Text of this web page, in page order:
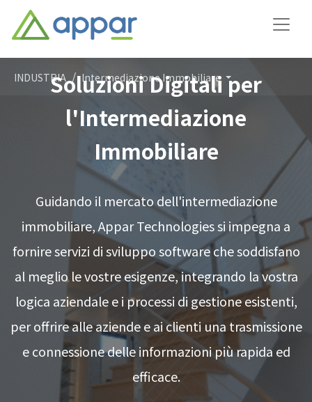
INDUSTRIA Intermediazione Immobiliare
Soluzioni Digitali per
l'Intermediazione
Immobiliare
Guidando il mercato dell'intermediazione
immobiliare, Appar Technologies si impegna a
fornire servizi di sviluppo software che soddisfano
al meglio le vostre esigenze, integrando la vostra
logica aziendale e i processi di gestione esistenti,
per offrire alle aziende e ai clienti una trasmissione
e connessione delle informazioni più rapida ed
efficace.